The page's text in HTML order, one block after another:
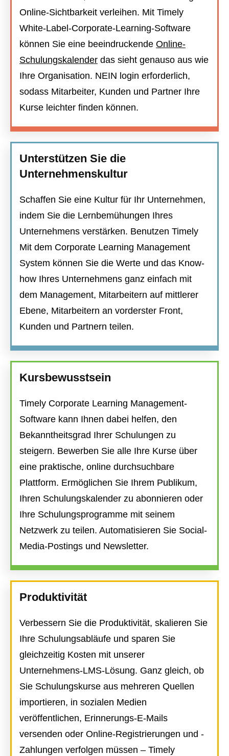
Online-Sichtbarkeit verleihen. Mit Timely
White-Label-Corporate-Learning-Software
können Sie eine beeindruckende Online-
Schulungskalender das sieht genauso aus wie
Ihre Organisation. NEIN login erforderlich,
sodass Mitarbeiter, Kunden und Partner Ihre
Kurse leichter finden können.
Unterstützen Sie die
Unternehmenskultur
Schaffen Sie eine Kultur für Ihr Unternehmen,
indem Sie die Lernbemühungen Ihres
Unternehmens verstärken. Benutzen Timely
Mit dem Corporate Learning Management
System können Sie die Werte und das Know-
how Ihres Unternehmens ganz einfach mit
dem Management, Mitarbeitern auf mittlerer
Ebene, Mitarbeitern an vorderster Front,
Kunden und Partnern teilen.
Kursbewusstsein
Timely Corporate Learning Management-
Software kann Ihnen dabei helfen, den
Bekanntheitsgrad Ihrer Schulungen zu
steigern. Bewerben Sie alle Ihre Kurse über
eine praktische, online durchsuchbare
Plattform. Ermöglichen Sie Ihrem Publikum,
Ihren Schulungskalender zu abonnieren oder
Ihre Schulungsprogramme mit seinem
Netzwerk zu teilen. Automatisieren Sie Social-
Media-Postings und Newsletter.
Produktivität
Verbessern Sie die Produktivität, skalieren Sie
Ihre Schulungsabläufe und sparen Sie
gleichzeitig Kosten mit unserer
Unternehmens-LMS-Lösung. Ganz gleich, ob
Sie Schulungskurse aus mehreren Quellen
importieren, in sozialen Medien
veröffentlichen, Erinnerungs-E-Mails
versenden oder Online-Registrierungen und -
Zahlungen verfolgen müssen – Timely